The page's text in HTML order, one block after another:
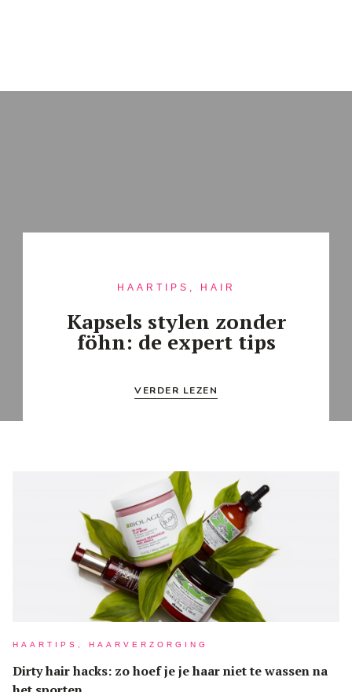
HAARTIPS, HAIR
Kapsels stylen zonder
föhn: de expert tips
VERDER LEZEN
HAARTIPS, HAARVERZORGING
Dirty hair hacks: zo hoef je je haar niet te wassen na